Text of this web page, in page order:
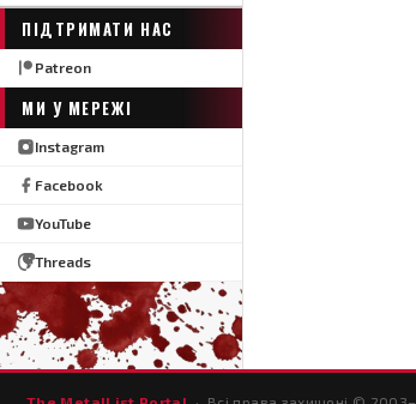
ПІДТРИМАТИ НАС
Patreon
МИ У МЕРЕЖІ
Instagram
Facebook
YouTube
Threads